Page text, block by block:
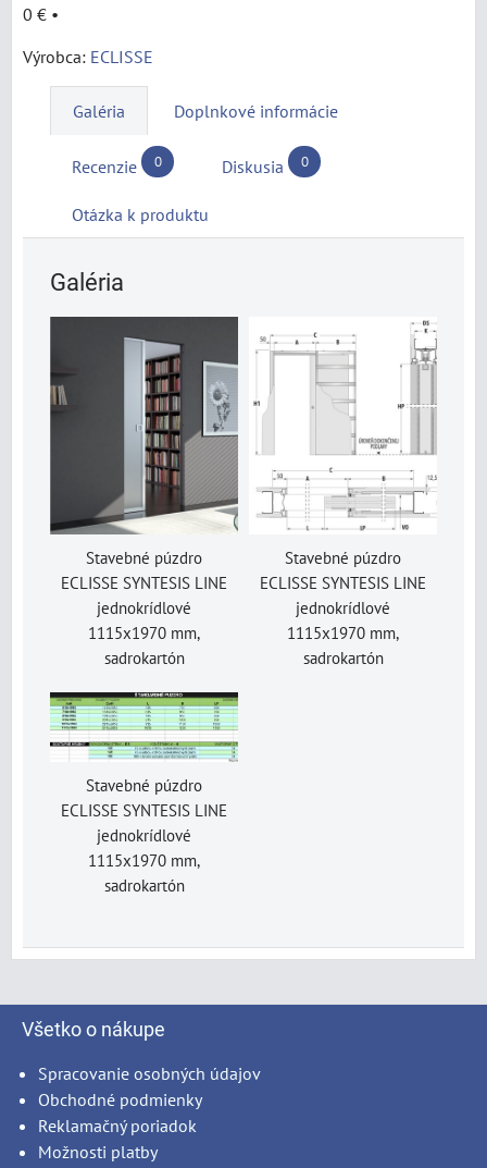
0 € •
Výrobca: ECLISSE
Galéria Doplnkové informácie
Recenzie 0 Diskusia 0
Otázka k produktu
Galéria
Stavebné púzdro
ECLISSE SYNTESIS LINE
jednokrídlové
1115x1970 mm,
sadrokartón
Stavebné púzdro
ECLISSE SYNTESIS LINE
jednokrídlové
1115x1970 mm,
sadrokartón
Stavebné púzdro
ECLISSE SYNTESIS LINE
jednokrídlové
1115x1970 mm,
sadrokartón
Všetko o nákupe
Spracovanie osobných údajov
Obchodné podmienky
Reklamačný poriadok
Možnosti platby